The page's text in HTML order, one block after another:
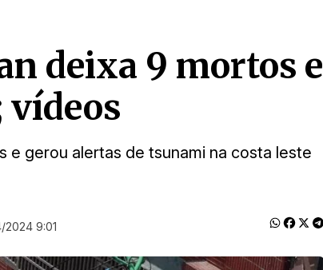
deixa 9 mortos e
vídeos
e gerou alertas de tsunami na costa leste
2024 9:01